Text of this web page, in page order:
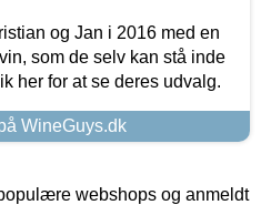
og Jan i 2016 med en
som de selv kan stå inde
her for at se deres udvalg.
WineGuys.dk
webshops og anmeldt